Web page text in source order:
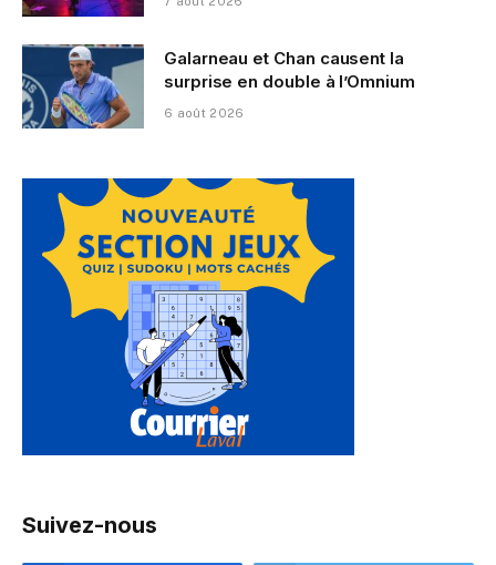
Galarneau et Chan causent la
surprise en double à l’Omnium
6 août 2026
Suivez-nous